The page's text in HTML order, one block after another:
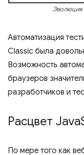
Эволюция
Автоматизация
Classic была
Возможность
браузеров
разработчиков и
Расцвет Java
По мере того как